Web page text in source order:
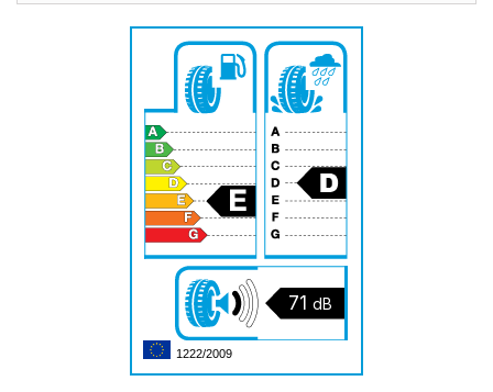
71 dB
1222/2009